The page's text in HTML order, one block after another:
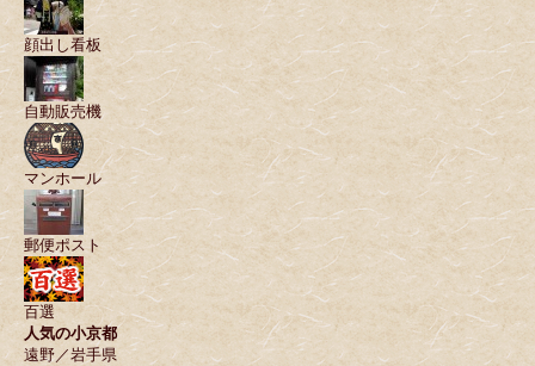
顔出し看板
自動販売機
マンホール
郵便ポスト
百選
人気の小京都
遠野／岩手県